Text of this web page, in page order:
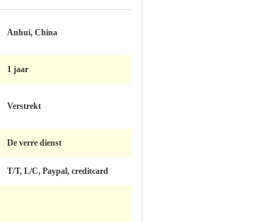
Anhui, China
1 jaar
Verstrekt
De verre dienst
T/T, L/C, Paypal, creditcard